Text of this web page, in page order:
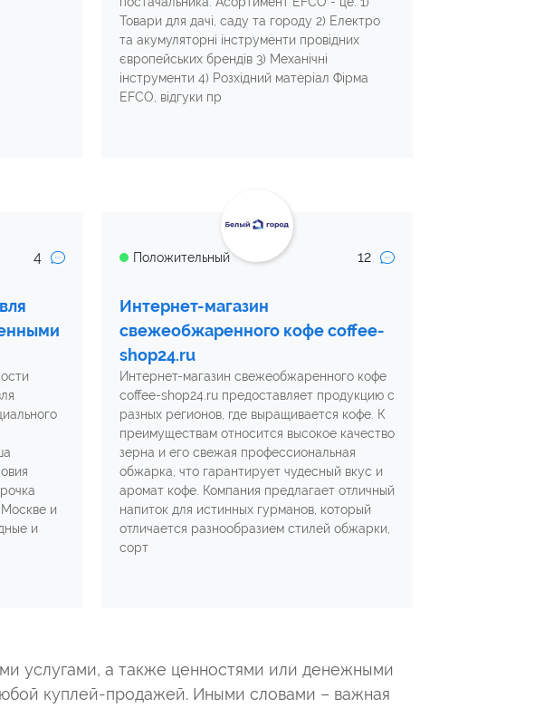
Товари для дачі, саду та городу 2) Електро
та акумуляторні інструменти провідних
європейських брендів 3) Механічні
інструменти 4) Розхідний матеріал Фірма
EFCO, відгуки пр
4
и
и
Положительный 12
Интернет-магазин
свежеобжаренного кофе coffee-
shop24.ru
Интернет-магазин свежеобжаренного кофе
coffee-shop24.ru предоставляет продукцию с
разных регионов, где выращивается кофе. К
преимуществам относится высокое качество
зерна и его свежая профессиональная
обжарка, что гарантирует чудесный вкус и
аромат кофе. Компания предлагает отличный
напиток для истинных гурманов, который
отличается разнообразием стилей обжарки,
сорт
услугами, а также ценностями или денежными
куплей-продажей. Иными словами – важная